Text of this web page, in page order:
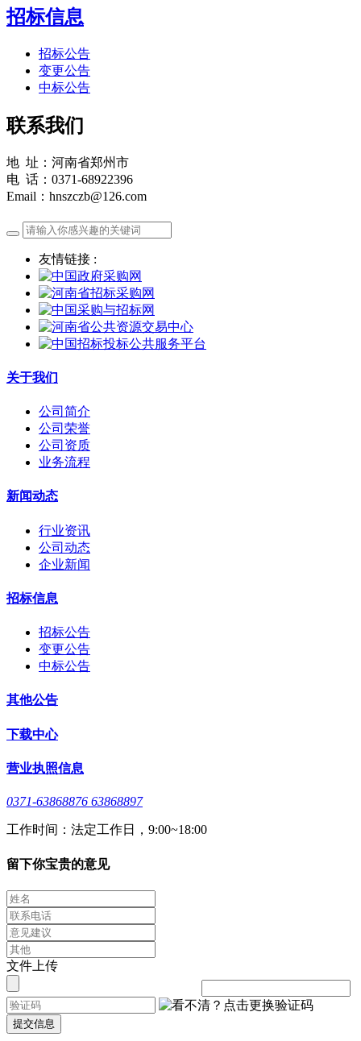
招标信息
招标公告
变更公告
中标公告
联系我们
地 址：河南省郑州市
电 话：0371-68922396
Email：hnszczb@126.com
友情链接 :
关于我们
公司简介
公司荣誉
公司资质
业务流程
新闻动态
行业资讯
公司动态
企业新闻
招标信息
招标公告
变更公告
中标公告
其他公告
下载中心
营业执照信息
0371-63868876 63868897
工作时间：法定工作日，9:00~18:00
留下你宝贵的意见
文件上传
提交信息